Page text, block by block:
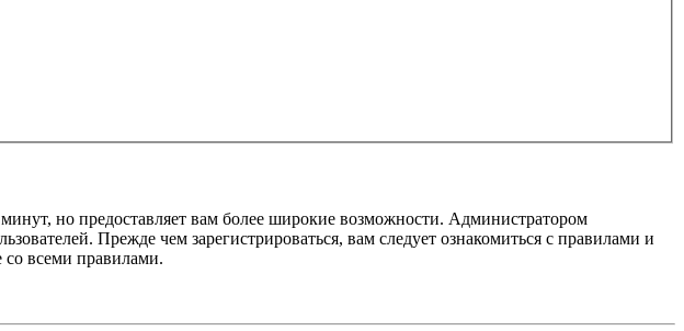
но предоставляет вам более широкие возможности. Администратором
Прежде чем зарегистрироваться, вам следует ознакомиться с правилами и
со всеми правилами.